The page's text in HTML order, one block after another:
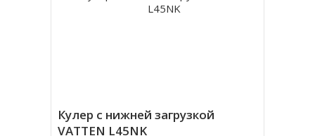
Кулер с нижней загрузкой
VATTEN L45NK